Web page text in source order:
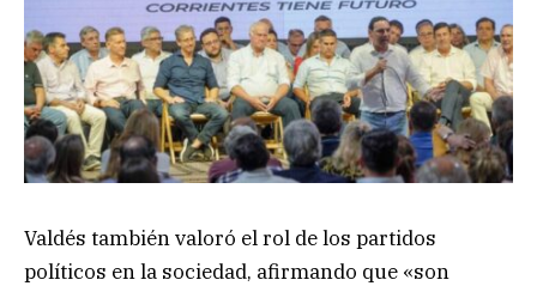
Valdés también valoró el rol de los partidos
políticos en la sociedad, afirmando que «son